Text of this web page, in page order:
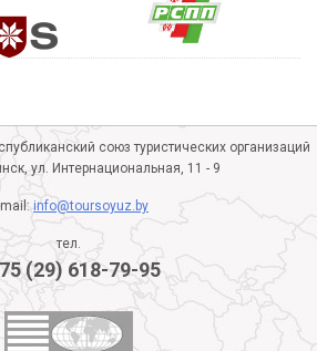
союз туристических организаций
ул. Интернациональная, 11 - 9
info@toursoyuz.by
тел.
(29) 618-79-95